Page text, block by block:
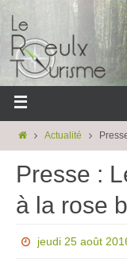
Actualité
Presse :
à la rose
jeudi 25 août